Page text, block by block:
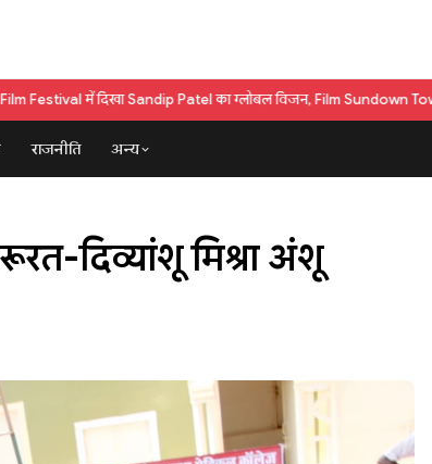
Sandip Patel का ग्लोबल विजन, Film Sundown Town की शूटिंग शुरू
राजनीति अन्य
दिव्यांशू मिश्रा अंशू